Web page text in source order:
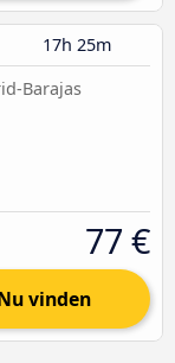
17h 25m
Barajas
77 €
vinden